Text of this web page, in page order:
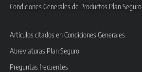
Condiciones Generales de Productos Plan Seguro
Artículos citados en Condiciones Generales
Abreviaturas Plan Seguro
Preguntas frecuentes